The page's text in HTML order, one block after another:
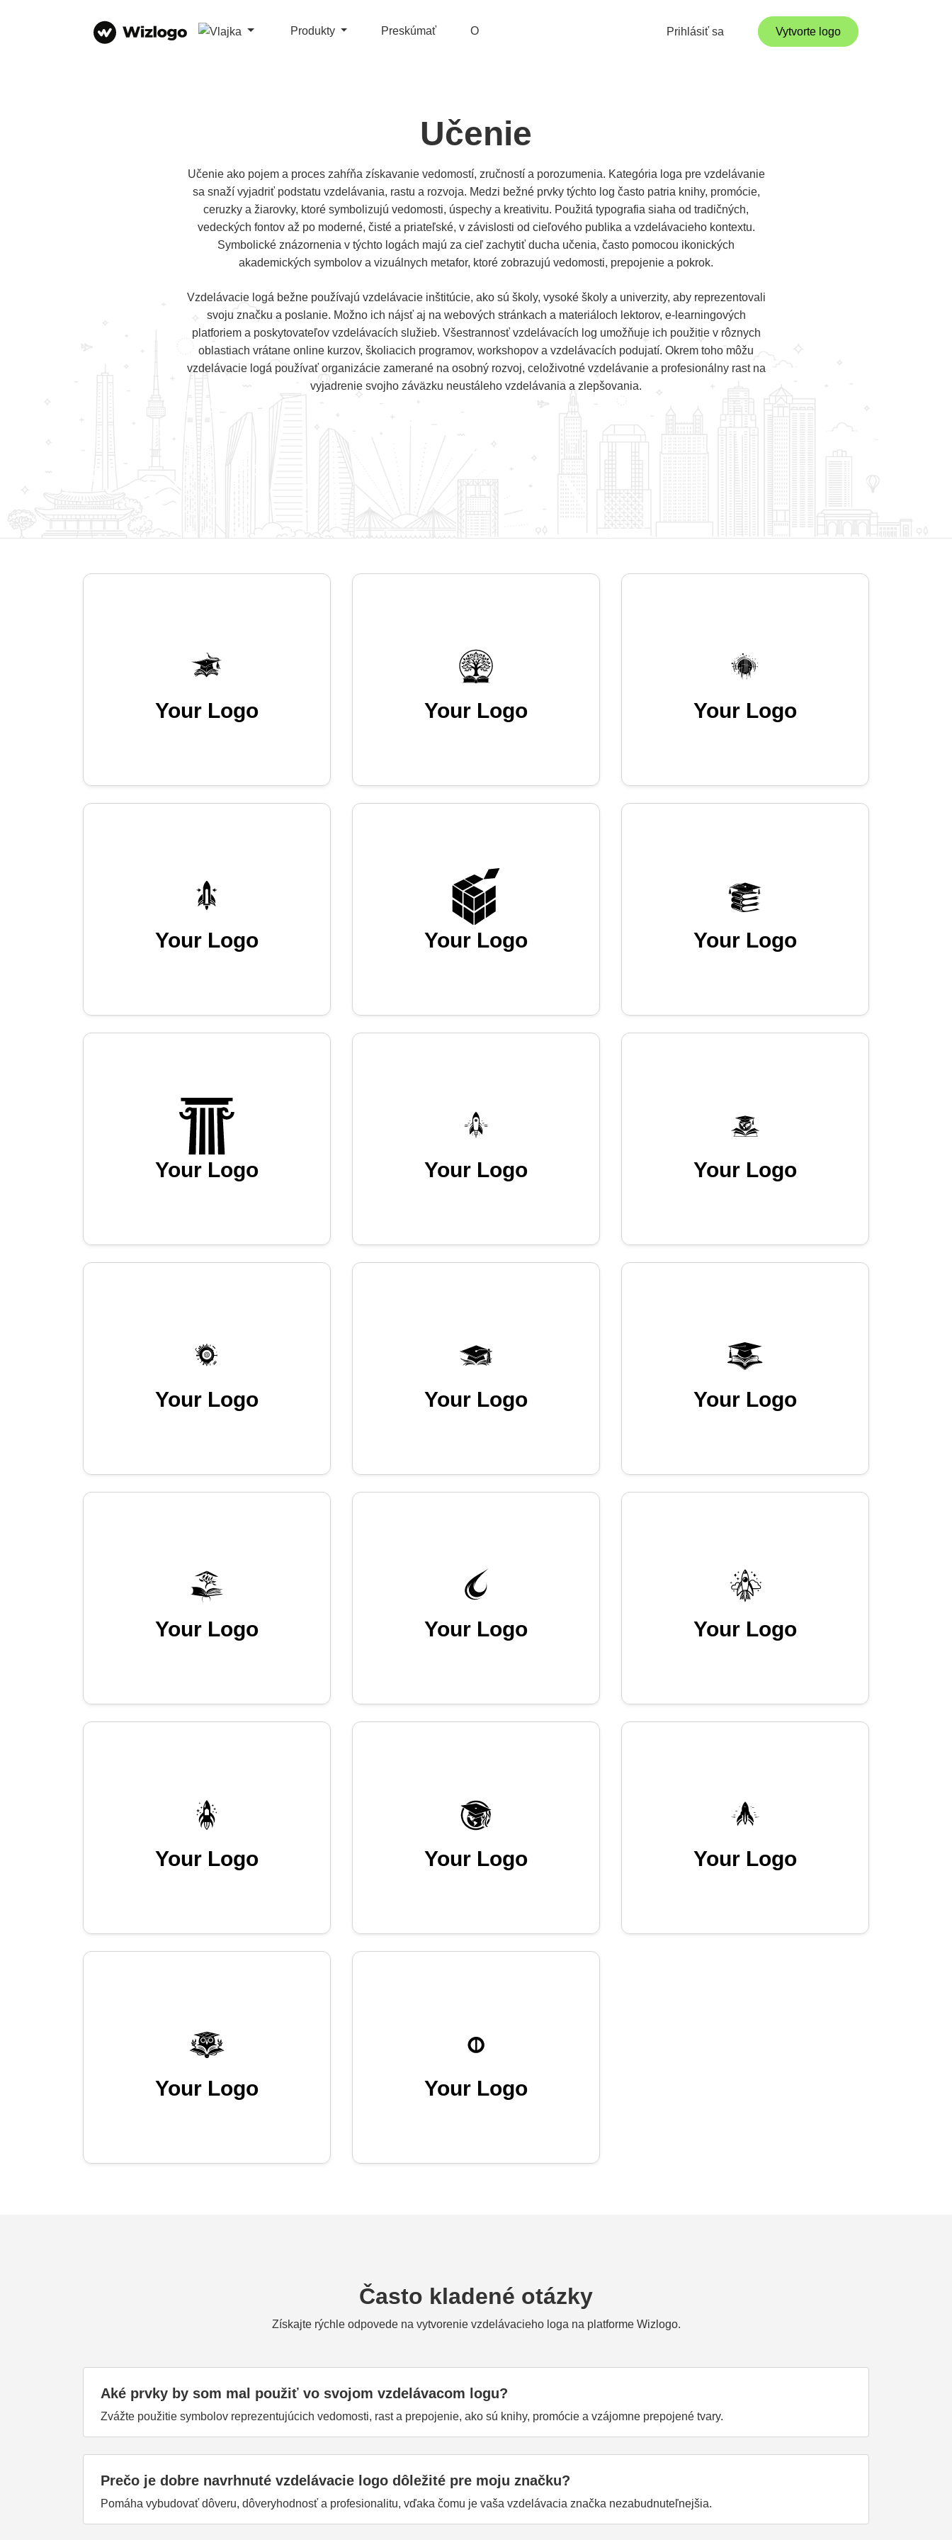
Produkty Preskúmať O Prihlásiť sa Vytvorte logo
Učenie
Učenie ako pojem a proces zahŕňa získavanie vedomostí, zručností a porozumenia. Kategória loga pre vzdelávanie
sa snaží vyjadriť podstatu vzdelávania, rastu a rozvoja. Medzi bežné prvky týchto log často patria knihy, promócie,
ceruzky a žiarovky, ktoré symbolizujú vedomosti, úspechy a kreativitu. Použitá typografia siaha od tradičných,
vedeckých fontov až po moderné, čisté a priateľské, v závislosti od cieľového publika a vzdelávacieho kontextu.
Symbolické znázornenia v týchto logách majú za cieľ zachytiť ducha učenia, často pomocou ikonických
akademických symbolov a vizuálnych metafor, ktoré zobrazujú vedomosti, prepojenie a pokrok.
Vzdelávacie logá bežne používajú vzdelávacie inštitúcie, ako sú školy, vysoké školy a univerzity, aby reprezentovali
svoju značku a poslanie. Možno ich nájsť aj na webových stránkach a materiáloch lektorov, e-learningových
platforiem a poskytovateľov vzdelávacích služieb. Všestrannosť vzdelávacích log umožňuje ich použitie v rôznych
oblastiach vrátane online kurzov, školiacich programov, workshopov a vzdelávacích podujatí. Okrem toho môžu
vzdelávacie logá používať organizácie zamerané na osobný rozvoj, celoživotné vzdelávanie a profesionálny rast na
vyjadrenie svojho záväzku neustáleho vzdelávania a zlepšovania.
Your Logo Your Logo Your Logo
Your Logo Your Logo Your Logo
Your Logo Your Logo Your Logo
Your Logo Your Logo Your Logo
Your Logo Your Logo Your Logo
Your Logo Your Logo Your Logo
Your Logo Your Logo
Často kladené otázky
Získajte rýchle odpovede na vytvorenie vzdelávacieho loga na platforme Wizlogo.
Aké prvky by som mal použiť vo svojom vzdelávacom logu?
Zvážte použitie symbolov reprezentujúcich vedomosti, rast a prepojenie, ako sú knihy, promócie a vzájomne prepojené tvary.
Prečo je dobre navrhnuté vzdelávacie logo dôležité pre moju značku?
Pomáha vybudovať dôveru, dôveryhodnosť a profesionalitu, vďaka čomu je vaša vzdelávacia značka nezabudnuteľnejšia.